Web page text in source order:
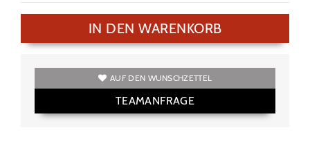
IN DEN WARENKORB
AUF DEN WUNSCHZETTEL
TEAMANFRAGE